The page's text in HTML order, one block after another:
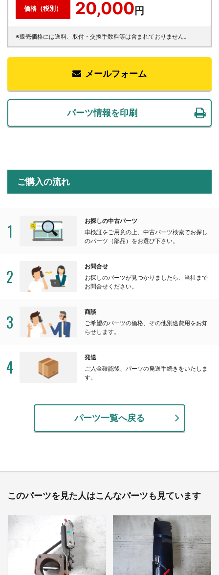
価格（税別） 20,000 円
※販売価格には送料、取付・交換手数料等は含まれておりません。
メールフォーム
パーツ情報を印刷
ご購入の流れ
1
お探しの中古パーツ
車検証をご用意の上、中古パーツ検索でお探し
のパーツ（部品）をお選び下さい。
2
お問合せ
お探しのパーツが見つかりましたら、当社まで
お問合せください。
3
商談
ご希望のパーツの価格、その他別途費用をお知
らせします。
4
発送
ご入金確認後、パーツの発送手続きをいたしま
す。
パーツ一覧へ戻る
このパーツを見た人はこんなパーツも見ています